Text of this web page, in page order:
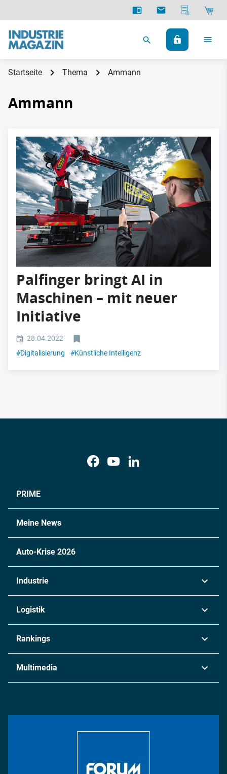
Startseite Thema Ammann
Ammann
Palfinger bringt AI in
Maschinen – mit neuer
Initiative
28.04.2022
#Digitalisierung #Künstliche Intelligenz
PRIME
Meine News
Auto-Krise 2026
Industrie
Chemie
Metall
Energie
Logistik
Rankings
Multimedia